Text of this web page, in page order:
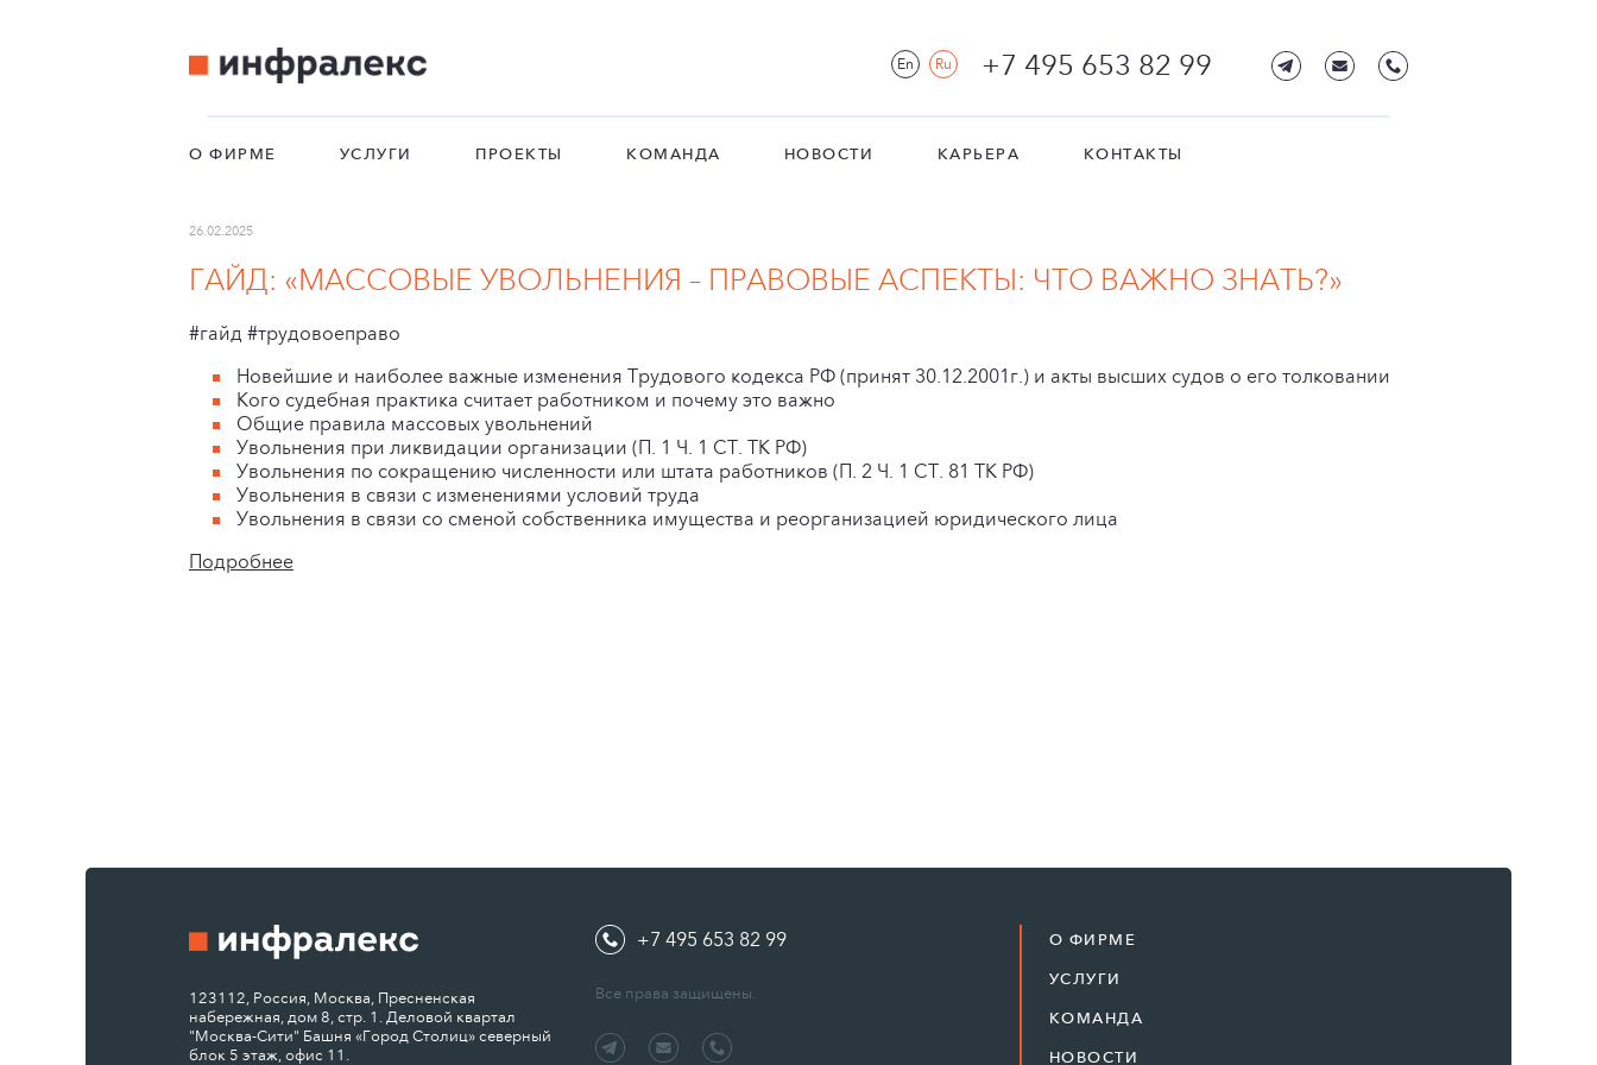
En Ru +7 495 653 82 99
О ФИРМЕ УСЛУГИ ПРОЕКТЫ КОМАНДА НОВОСТИ КАРЬЕРА КОНТАКТЫ
26.02.2025
ГАЙД: «МАССОВЫЕ УВОЛЬНЕНИЯ – ПРАВОВЫЕ АСПЕКТЫ: ЧТО ВАЖНО ЗНАТЬ?»
#гайд #трудовоеправо
Новейшие и наиболее важные изменения Трудового кодекса РФ (принят 30.12.2001г.) и акты высших судов о его толковании
Кого судебная практика считает работником и почему это важно
Общие правила массовых увольнений
Увольнения при ликвидации организации (П. 1 Ч. 1 СТ. ТК РФ)
Увольнения по сокращению численности или штата работников (П. 2 Ч. 1 СТ. 81 ТК РФ)
Увольнения в связи с изменениями условий труда
Увольнения в связи со сменой собственника имущества и реорганизацией юридического лица
Подробнее
123112, Россия, Москва, Пресненская
набережная, дом 8, стр. 1. Деловой квартал
"Москва-Сити" Башня «Город Столиц» северный
блок 5 этаж, офис 11.
+7 495 653 82 99
Все права защищены.
О ФИРМЕ
УСЛУГИ
КОМАНДА
НОВОСТИ